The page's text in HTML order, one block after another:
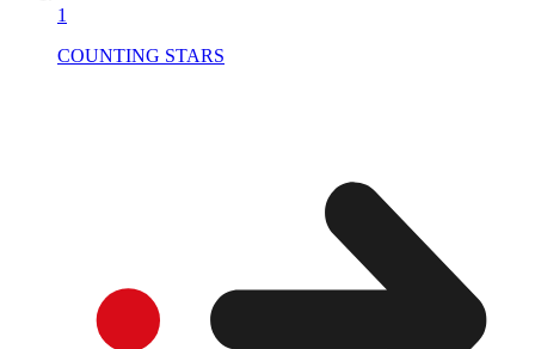
1
COUNTING STARS